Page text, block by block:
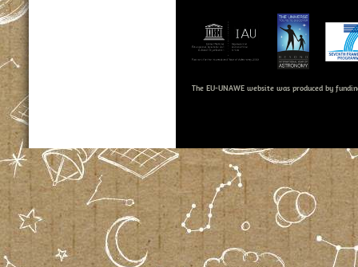
The EU-UNAWE website was produced by